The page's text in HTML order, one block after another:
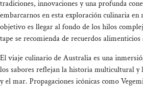
tradiciones, innovaciones y una profunda
embarcarnos en esta exploración culinaria en
objetivo es llegar al fondo de los hilos
tape se recomienda de recuerdos alimenticios
El viaje culinario de Australia es una
los sabores reflejan la historia multicultural y
y el mar. Propagaciones icónicas como